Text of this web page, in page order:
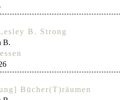
B. Strong
B.
Bücher(T)räumen